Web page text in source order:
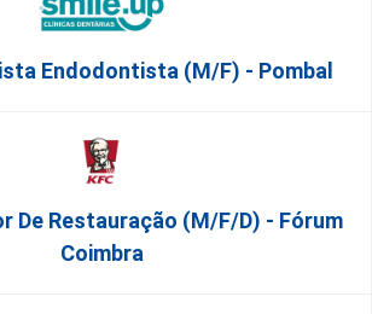
Endodontista (M/F) - Pombal
De Restauração (m/f/d) - Fórum
Coimbra